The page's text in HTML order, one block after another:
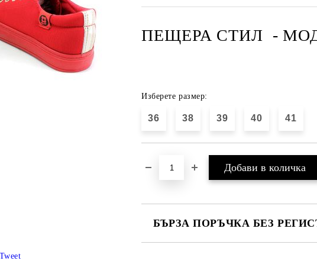
ПЕЩЕРА СТИЛ -
Изберете размер:
36 38 39 40 41
БЪРЗА ПОРЪЧКА БЕЗ
Tweet